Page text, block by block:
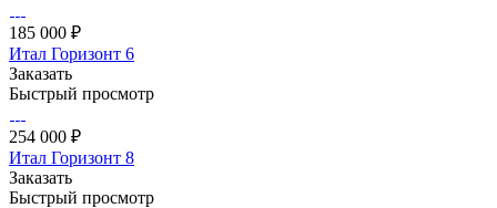
185 000 ₽
Итал Горизонт 6
Заказать
Быстрый просмотр
254 000 ₽
Итал Горизонт 8
Заказать
Быстрый просмотр